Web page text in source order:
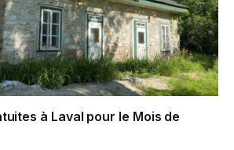
à Laval pour le Mois de